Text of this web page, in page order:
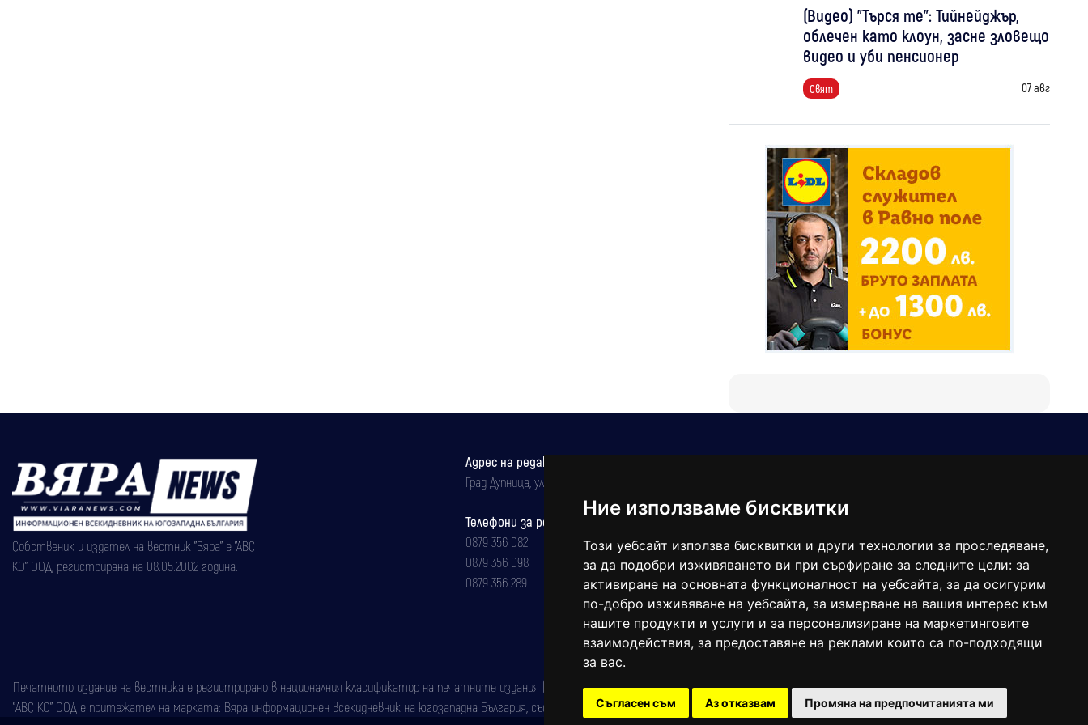
Ние използваме бисквитки
Този уебсайт използва бисквитки и други технологии за проследяване,
за да подобри изживяването ви при сърфиране за следните цели: за
активиране на основната функционалност на уебсайта, за да осигурим
по-добро изживяване на уебсайта, за измерване на вашия интерес към
нашите продукти и услуги и за персонализиране на маркетинговите
взаимодействия, за предоставяне на реклами които са по-подходящи
за вас.
Съгласен съм Аз отказвам Промяна на предпочитанията ми
(Видео) "Търся те": Тийнейджър,
облечен като клоун, засне зловещо
видео и уби пенсионер
Свят 07 авг
Собственик и издател на вестник "Вяра" е "АВС
КО" ООД, регистрирана на 08.05.2002 година.
Адрес на редакцията
Град Дупница, ул.''Христо Ботев" 43
Телефони за реклама и абонаменти
0879 356 082
0879 356 098
0879 356 289
balgarkanews@gmail.com
Печатното издание на вестника е регистрирано в националния класификатор на печатните издания (Българска национална агенция за ISSN) под номер: ISSN 1312-4722.
"АВС КО" ООД е притежател на марката: Вяра информационен всекидневник на югозападна България, със свидетелство за марка рег. номер: 47857/11.05.2004 година.